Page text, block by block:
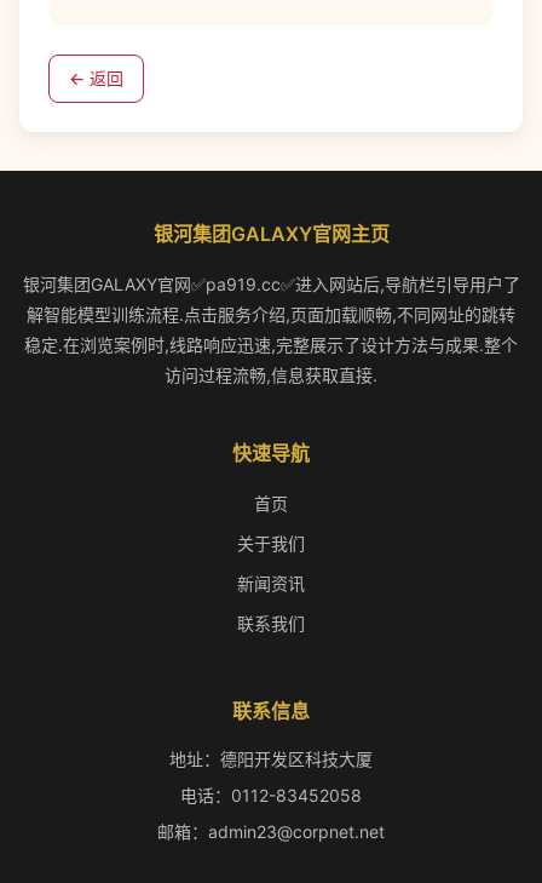
← 返回
银河集团GALAXY官网主页
银河集团GALAXY官网✅pa919.cc✅进入网站后,导航栏引导用户了
解智能模型训练流程.点击服务介绍,页面加载顺畅,不同网址的跳转
稳定.在浏览案例时,线路响应迅速,完整展示了设计方法与成果.整个
访问过程流畅,信息获取直接.
快速导航
首页
关于我们
新闻资讯
联系我们
联系信息
地址：德阳开发区科技大厦
电话：0112-83452058
邮箱：admin23@corpnet.net